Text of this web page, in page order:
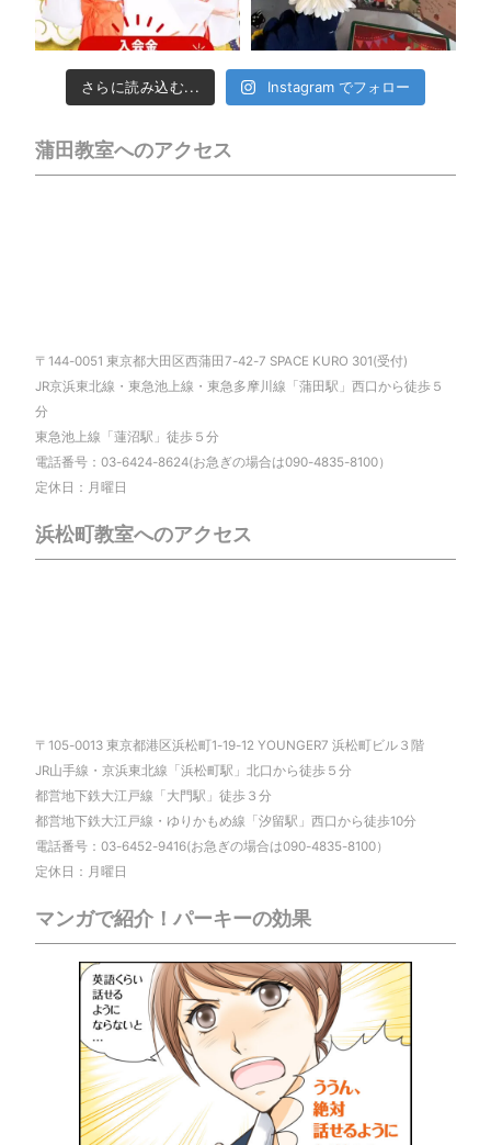
さらに読み込む... Instagram でフォロー
蒲田教室へのアクセス
〒144-0051 東京都大田区西蒲田7-42-7 SPACE KURO 301(受付)
JR京浜東北線・東急池上線・東急多摩川線「蒲田駅」西口から徒歩５
分
東急池上線「蓮沼駅」徒歩５分
電話番号：03-6424-8624(お急ぎの場合は090-4835-8100）
定休日：月曜日
浜松町教室へのアクセス
〒105-0013 東京都港区浜松町1-19-12 YOUNGER7 浜松町ビル３階
JR山手線・京浜東北線「浜松町駅」北口から徒歩５分
都営地下鉄大江戸線「大門駅」徒歩３分
都営地下鉄大江戸線・ゆりかもめ線「汐留駅」西口から徒歩10分
電話番号：03-6452-9416(お急ぎの場合は090-4835-8100）
定休日：月曜日
マンガで紹介！パーキーの効果